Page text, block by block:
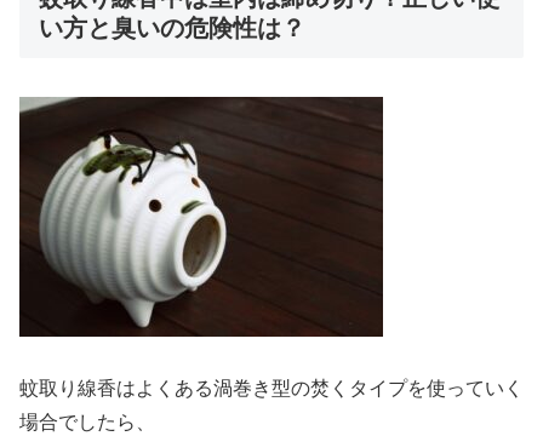
い方と臭いの危険性は？
蚊取り線香はよくある渦巻き型の焚くタイプを使っていく
場合でしたら、